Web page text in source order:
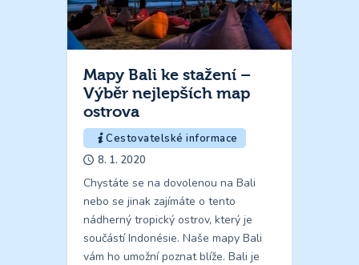
Mapy Bali ke stažení –
Výběr nejlepších map
ostrova
Cestovatelské informace
8. 1. 2020
Chystáte se na dovolenou na Bali
nebo se jinak zajímáte o tento
nádherný tropický ostrov, který je
součástí Indonésie. Naše mapy Bali
vám ho umožní poznat blíže. Bali je